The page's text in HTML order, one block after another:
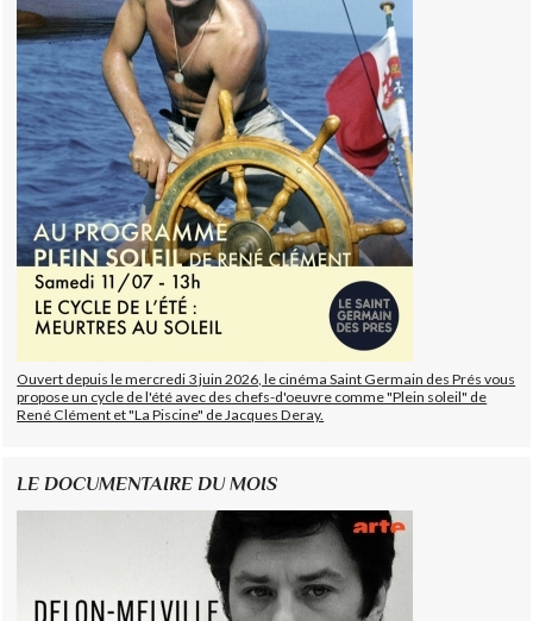
Ouvert depuis le mercredi 3 juin 2026, le cinéma Saint Germain des Prés vous
propose un cycle de l'été avec des chefs-d'oeuvre comme "Plein soleil" de
René Clément et "La Piscine" de Jacques Deray.
LE DOCUMENTAIRE DU MOIS